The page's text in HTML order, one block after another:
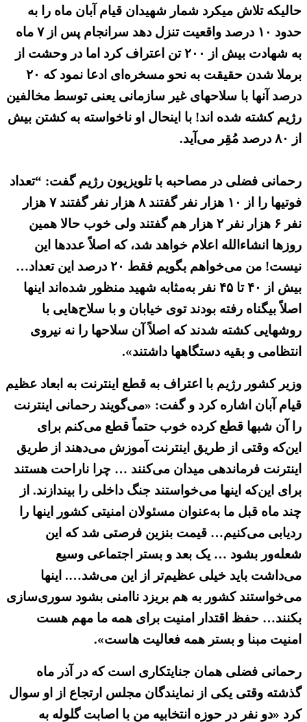
حالیکه تلاش میکرد شمار شهیدان قیام آبان ماه را به
حدود ۱۰ درصد واقعیت تنزل دهد سرانجام پس از ۷ ماه
به شهادت بیش از ۲۰۰ تن اعتراف کرد اما در وحشت از
برملا شدن حقیقت به نحو مسخره‌ای ادعا نمود که ۲۰
درصد آنها با سلاحهای غیر سازمانی یعنی توسط مخالفین
رژیم کشته شده اند! با اینحال او ناخواسته به کشتن بیش
از ۸۰ درصد مُقِر می‌آید.
رحمانی فضلی در مصاحبه با تلویزیون رژیم گفت: “تعداد
فوتیها را از ۱۰ هزار نفر گفتند ۸ هزار نفر گفتند ۷ هزار
نفر ۶ هزار نفر ۲ هزار هم گفتند ولی خوب حالا همین
روزها انشاءالله اعلام خواهد شد، که اصلاً عددها این
نیست! من می‌خواهم بگویم فقط ۲۰ درصد این تعداد…
بیش از ۴۰ تا ۴۵ نفر به‌مثابه شهید منظور شده‌اند اینها
اصلاً بیگناه رفته بودند توی خیابان و با سلاح‌هایی با
روشهایی کشته شدند که اصلاً آن سلاحها را نه نیروی
انتظامی و بقیه دستگاهها داشتند».
وزیر کشور رژیم با اعتراف به قطع اینترنت به ابعاد عظیم
قیام آبان اشاره کرد و گفت: «می‌گویند رحمانی اینترنت
را آن شبها قطع کرده خوب حتماً قطع می‌کنم برای
این‌که وقتی از طریق اینترنت آموزش می‌دهند از طریق
اینترنت فرماندهی میدان می‌کنند … چرا ناراحت هستند
برای این‌که اینها می‌خواستند جنگ داخلی را بیندازند. از
چند ماه قبل ما به‌عنوان مسئولان امنیتی کشور اینها را
ردیابی می‌کنیم… قیمت ‌بنزین فرصتی شد که این
شعله‌ور بشود … یک بعد و بستر اجتماعی وسیع
می‌داشت باید خیلی عظیم‌تر از این می‌شد…. اینها
می‌خواستند کشور به هم بریزد ناامنی بشود سوری‌سازی
بکنند… حفظ اقتدار امنیت برای همه ما مهم هست
امنیت مبنا و بستر همه فعالیت هاست».
رحمانی فضلی همان جنایتکاری است که در آذر ماه
گذشته وقتی یکی از نمایندگان مجلس ارتجاع از او سوال
کرد «دو نفر در حوزه انتخابیه من با اصابت گلوله به